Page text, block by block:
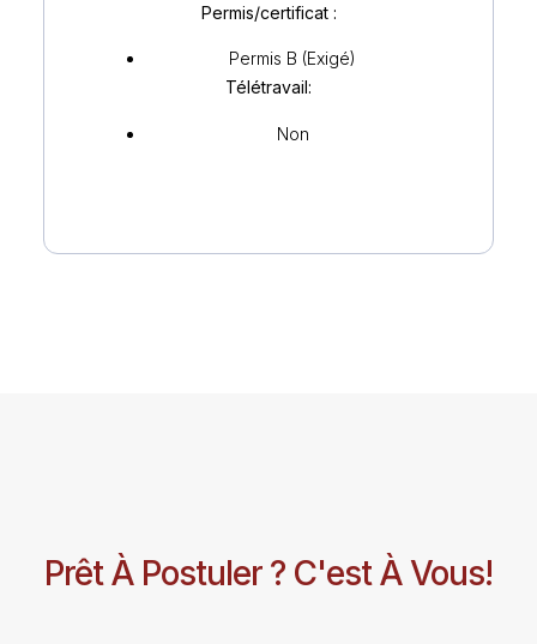
Permis/certificat :
Permis B (Exigé)
Télétravail:
Non
Prêt À Postuler ? C'est À Vous!